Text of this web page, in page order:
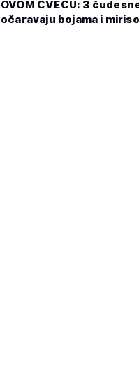
OVOM CVEĆU: 3
očaravaju bojama i